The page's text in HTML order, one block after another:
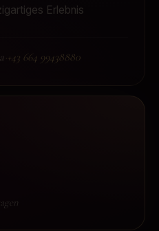
Erlebnis
·+43 664 99438880